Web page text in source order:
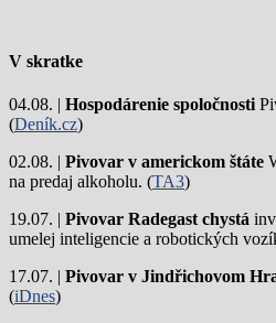
V skratke
04.08. | Hospodárenie spoločnosti
(Deník.cz)
02.08. | Pivovar v americkom štáte
na predaj alkoholu. (TA3)
19.07. | Pivovar Radegast chystá
umelej inteligencie a robotických
17.07. | Pivovar v Jindřichovom
(iDnes)